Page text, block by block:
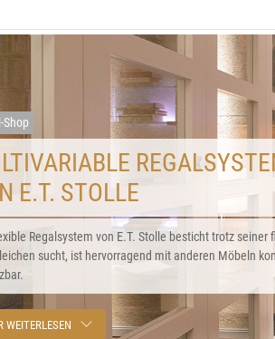
Shop
E.T. STOLLE
Regalsystem von E.T. Stolle besticht trotz
sucht, ist hervorragend mit anderen Möbeln
WEITERLESEN